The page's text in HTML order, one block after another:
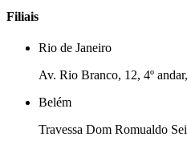
Filiais
Rio de Janeiro
Av. Rio Branco, 12, 4º
Belém
Travessa Dom Romualdo